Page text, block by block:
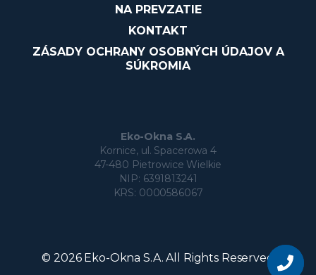
NA PREVZATIE
KONTAKT
ZÁSADY OCHRANY OSOBNÝCH ÚDAJOV A
SÚKROMIA
Eko-Okna S.A.
Kornice, ul. Spacerowa 4
47-480 Pietrowice Wielkie
NIP: 6391813241
KRS: 0000586067
© 2026 Eko-Okna S.A. All Rights Reserved
Chcete sa
stať
naším